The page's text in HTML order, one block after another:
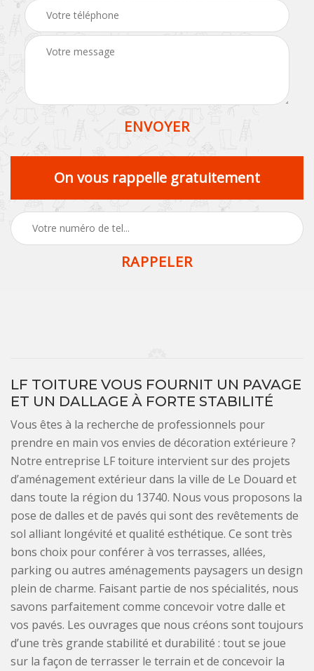
On vous rappelle gratuitement
LF TOITURE VOUS FOURNIT UN PAVAGE
ET UN DALLAGE À FORTE STABILITÉ
Vous êtes à la recherche de professionnels pour
prendre en main vos envies de décoration extérieure ?
Notre entreprise LF toiture intervient sur des projets
d’aménagement extérieur dans la ville de Le Douard et
dans toute la région du 13740. Nous vous proposons la
pose de dalles et de pavés qui sont des revêtements de
sol alliant longévité et qualité esthétique. Ce sont très
bons choix pour conférer à vos terrasses, allées,
parking ou autres aménagements paysagers un design
plein de charme. Faisant partie de nos spécialités, nous
savons parfaitement comme concevoir votre dalle et
vos pavés. Les ouvrages que nous créons sont toujours
d’une très grande stabilité et durabilité : tout se joue
sur la façon de terrasser le terrain et de concevoir la